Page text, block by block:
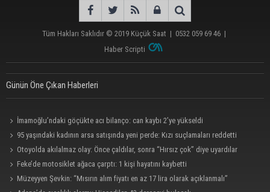
Tüm Hakları Saklıdır © 2019 Küçük Saat | 0532 059 69 46 |
Haber Scripti
Günün Öne Çıkan Haberleri
İmamoğlu’ndaki göçükte acı bilanço: can kaybı 2’ye yükseldi
95 yaşındaki kadının arsa satışında yeni perde: Kızı suçlamaları reddetti
Otoyolda akılalmaz olay: Önce çaldılar, sonra “Hırsız çok” diye uyardılar
Feke’de motosiklet ağaca çarptı: 1 kişi hayatını kaybetti
Müzeyyen Şevkin: “Mısırın alım fiyatı en az 17 lira olarak açıklanmalı”